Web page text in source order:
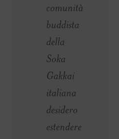
comunità
buddista
della
Soka
Gakkai
italiana
desidero
estendere